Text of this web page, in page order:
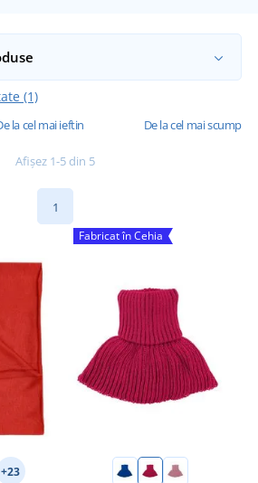
(1)
la cel mai ieftin De la cel mai scump
Afișez 1-5 din 5
1
+23
Fabricat în Cehia